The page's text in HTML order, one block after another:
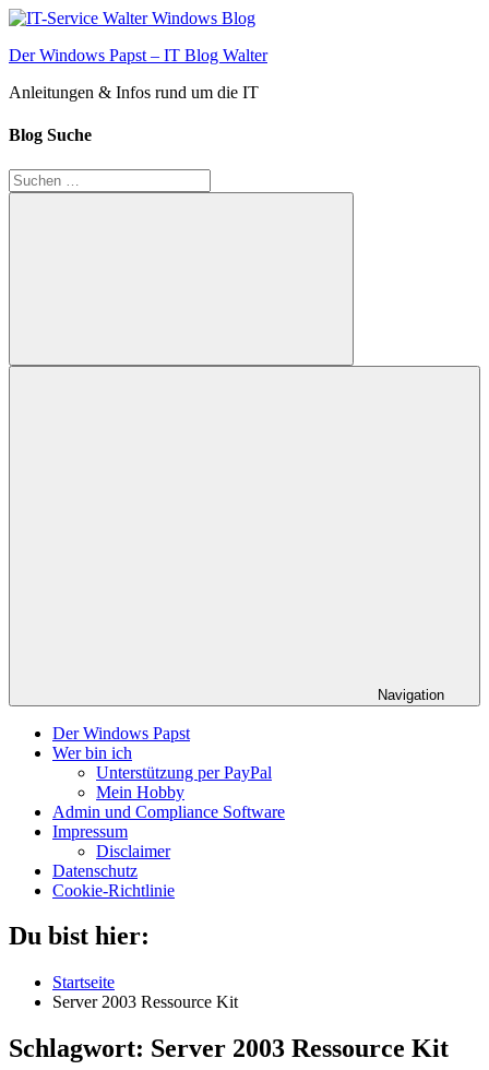
Zum
springen
Der Windows Papst – IT Blog Walter
Anleitungen & Infos rund um die IT
Blog Suche
Suchen
nach:
Suchen
Navigation
Der Windows Papst
Wer bin ich
Unterstützung per PayPal
Mein Hobby
Admin und Compliance Software
Impressum
Disclaimer
Datenschutz
Cookie-Richtlinie
Du bist hier:
Startseite
Server 2003 Ressource Kit
Schlagwort: Server 2003 Ressource Kit